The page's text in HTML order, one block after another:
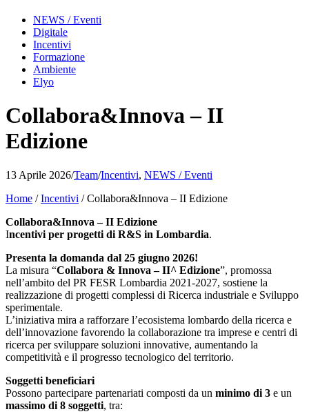
NEWS / Eventi
Digitale
Incentivi
Formazione
Ambiente
Elyo
Collabora&Innova – II
Edizione
13 Aprile 2026/Team/Incentivi, NEWS / Eventi
Home /Incentivi /Collabora&Innova – II Edizione
Collabora&Innova – II Edizione
Incentivi per progetti di R&S in Lombardia.
Presenta la domanda dal 25 giugno 2026!
La misura “Collabora & Innova – II^ Edizione”, promossa
nell’ambito del PR FESR Lombardia 2021-2027, sostiene la
realizzazione di progetti complessi di Ricerca industriale e Sviluppo
sperimentale.
L’iniziativa mira a rafforzare l’ecosistema lombardo della ricerca e
dell’innovazione favorendo la collaborazione tra imprese e centri di
ricerca per sviluppare soluzioni innovative, aumentando la
competitività e il progresso tecnologico del territorio.
Soggetti beneficiari
Possono partecipare partenariati composti da un minimo di 3 e un
massimo di 8 soggetti, tra: